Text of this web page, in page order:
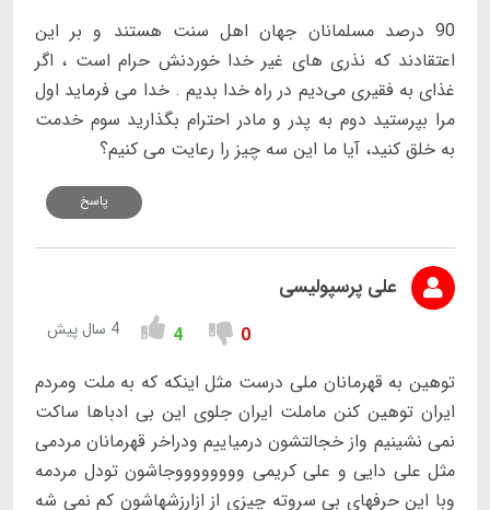
90 درصد مسلمانان جهان اهل سنت هستند و بر این
اعتقادند که نذری های غیر خدا خوردنش حرام است ، اگر
غذای به فقیری می‌دیم در راه خدا بدیم . خدا می فرماید اول
مرا بپرستید دوم به پدر و مادر احترام بگذارید سوم خدمت
به خلق کنید، آیا ما این سه چیز را رعایت می کنیم؟
پاسخ
علی پرسپولیسی
0
4 4 سال پیش
توهین به قهرمانان ملی درست مثل اینکه که به ملت ومردم
ایران توهین کنن ماملت ایران جلوی این بی ادباها ساکت
نمی نشینیم واز خجالتشون درمیاییم ودراخر قهرمانان مردمی
مثل علی دایی و علی کریمی ووووووووجاشون تودل مردمه
وبا این حرفهای بی سروته چیزی از ازارزشهاشون کم نمی شه